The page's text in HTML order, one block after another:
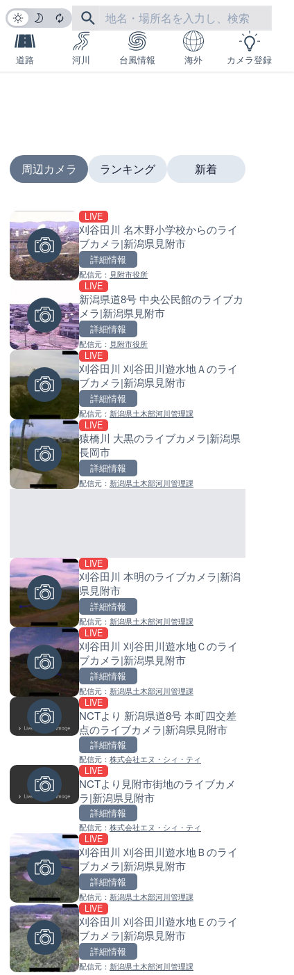
道路 河川 台風情報 海外 カメラ登録
周辺カメラ
LIVE
刈谷田川 名木野小学校からのライ
ブカメラ|新潟県見附市
詳細情報
配信元： 見附市役所
LIVE
新潟県道8号 中央公民館のライブカ
メラ|新潟県見附市
詳細情報
配信元： 見附市役所
LIVE
刈谷田川 刈谷田川遊水地Ａのライ
ブカメラ|新潟県見附市
詳細情報
配信元： 新潟県土木部河川管理課
LIVE
猿橋川 大黒のライブカメラ|新潟県
長岡市
詳細情報
配信元： 新潟県土木部河川管理課
LIVE
刈谷田川 本明のライブカメラ|新潟
県見附市
詳細情報
配信元： 新潟県土木部河川管理課
LIVE
刈谷田川 刈谷田川遊水地Ｃのライ
ブカメラ|新潟県見附市
詳細情報
配信元： 新潟県土木部河川管理課
LIVE
NCTより 新潟県道8号 本町四交差
点のライブカメラ|新潟県見附市
詳細情報
配信元： 株式会社エヌ・シィ・ティ
LIVE
NCTより見附市街地のライブカメ
ラ|新潟県見附市
詳細情報
配信元： 株式会社エヌ・シィ・ティ
LIVE
刈谷田川 刈谷田川遊水地Ｂのライ
ブカメラ|新潟県見附市
詳細情報
配信元： 新潟県土木部河川管理課
LIVE
刈谷田川 刈谷田川遊水地Ｅのライ
ブカメラ|新潟県見附市
詳細情報
配信元： 新潟県土木部河川管理課
ランキング
沖永良部島海岸のライブカメ
児島県和泊町
徳之島町亀津のライブカメラ|
島県徳之島町
内海海水浴場のライブカメラ|
県南知多町
配信元：南知多町観光協会
手結港(YASU海の駅クラブ)の
配信元：YASU海の駅CLUB
羽田空港第2旅客ターミナルか
配信元：日本テレビ
日本全国・緊急地震速報のラ
カメラ
配信元：株式会社ティーファイブプロジ
沖永良部島(知名町内)のライ
ラ|鹿児島県知名町
配信元： 知名町
RBCより那覇空港のライブカ
沖縄県那覇市
配信元：【琉球放送】RBC NEWS
喜界島の町内ライブカメラ|鹿
県喜界町
配信元：喜界町
ごろごろ茶屋のライブカメラ|
県天川村
配信元：天川村役場
新着
南出川水門付近のライブカメ
歌山県日高町
比井川水門付近から比井崎海
イブカメラ|和歌山県日高町
小浦川水門付近から小浦海水
ライブカメラ|和歌山県日高町
配信元：日高町役場
産湯川水門付近のライブカメ
配信元：日高町役場
導目木川 花立砂防堰堤下流の
配信元：福岡県庁県土整備部河川課
常呂川 鹿ノ子ダムのライブカ
北海道置戸町
配信元：国土交通省 北海道開発局
天塩川 岩尾内ダムのライブカ
北海道士別市
配信元： 国土交通省 北海道開発局
東京都品川区南大井のライブ
ラ|東京都品川区
配信元：東京都品川区南大井ライブカメラ
道の駅さがのせきのライブカ
大分県大分市
配信元：道の駅さがのせきPPカム
松江自動車道 三次東JCT・イ
ーチェンジのライブカメラ|広
配信元：国土交通省 三次河川国道事務所